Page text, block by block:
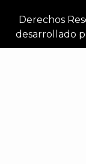
Derechos
desarrollado